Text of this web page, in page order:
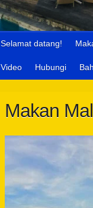
Selamat datang!
Video Hubungi
Makan